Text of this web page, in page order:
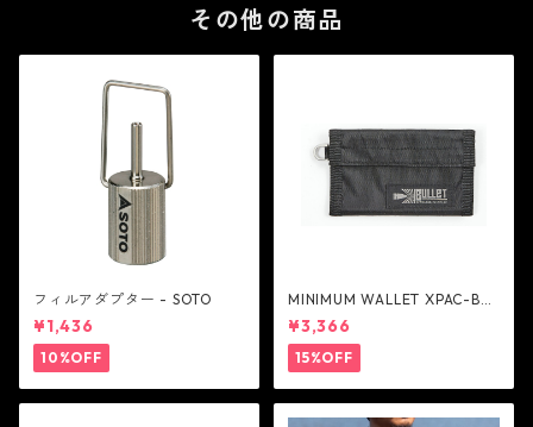
その他の商品
フィルアダプター - SOTO
¥1,436
10%OFF
MINIMUM WALLET XPAC-BK
- Ballistics
¥3,366
15%OFF